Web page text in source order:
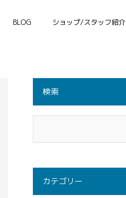
BLOG ショップ/スタッフ紹介
検索
カテゴリー